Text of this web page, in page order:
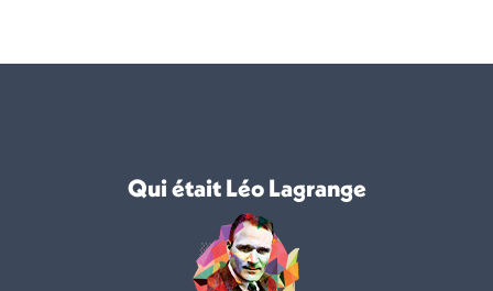
Qui était Léo Lagrange